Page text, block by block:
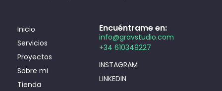
Inicio
Servicios
Proyectos
Sobre mi
Tienda
Encuéntrame en:
info@gravstudio.com
+34 610349227
INSTAGRAM
LINKEDIN